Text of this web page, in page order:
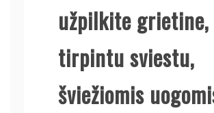
užpilkite grietine,
tirpintu sviestu,
šviežiomis